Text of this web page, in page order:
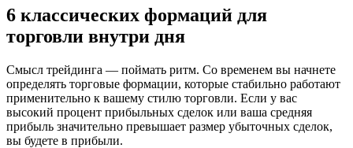
6 классических формаций для
торговли внутри дня
Смысл трейдинга — поймать ритм. Со временем вы начнете
определять торговые формации, которые стабильно работают
применительно к вашему стилю торговли. Если у вас
высокий процент прибыльных сделок или ваша средняя
прибыль значительно превышает размер убыточных сделок,
вы будете в прибыли.